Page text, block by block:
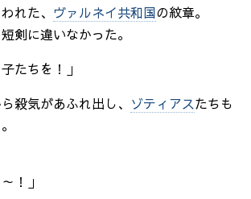
れた、 ヴァルネイ共和国の紋章。
剣に違いなかった。
たちを！」
殺気があふれ出し、 ゾティアスたちも
！」